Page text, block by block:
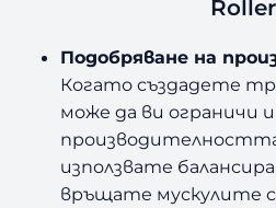
Подобряване на
Когато създадете
може да ви ограничи
използвате
връщате мускулите